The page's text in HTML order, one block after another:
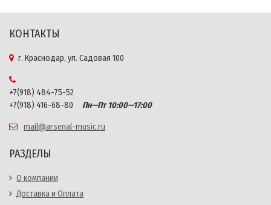
КОНТАКТЫ
г. Краснодар, ул. Садовая 100
+7(918) 484-75-52
+7(918) 416-68-80
Пн—Пт 10:00—17:00
mail@arsenal-music.ru
РАЗДЕЛЫ
О компании
Доставка и Оплата